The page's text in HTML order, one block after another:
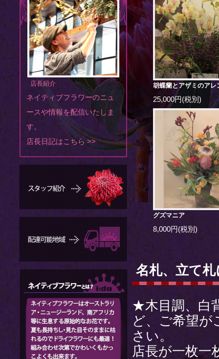
胡蝶蘭とアザミのアレ
25,000円(税別)
グズマニア
8,000円(税別)
名札、立て
★木目調、白
ど、ご希望
さい。
店長が一枚一
店長紹介
ネイティブフラワーのニュ
ースや情報を配信いたしま
す。
店長日記はこちら >>